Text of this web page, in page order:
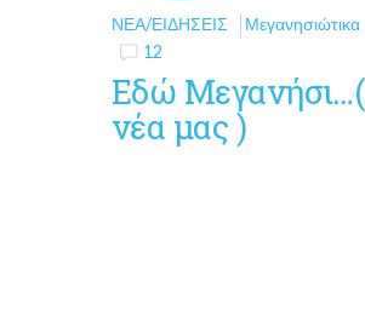
ΝΈΑ/ΕΙΔΉΣΕΙΣ
Μεγανησιώτικα
12
Eδώ
νέα μας )